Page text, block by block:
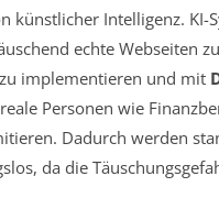
künstlicher Intelligenz. KI-
echte Webseiten
implementieren und mit
Personen wie
Dadurch werden
da die